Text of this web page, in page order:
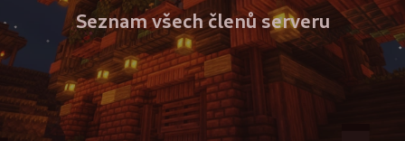
Seznam všech členů serveru